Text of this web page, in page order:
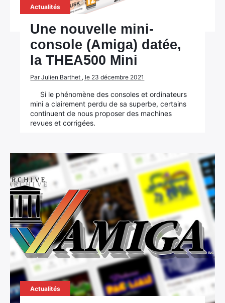
Actualités
Une nouvelle mini-
console (Amiga) datée,
la THEA500 Mini
Par Julien Barthet , le 23 décembre 2021
Si le phénomène des consoles et ordinateurs
mini a clairement perdu de sa superbe, certains
continuent de nous proposer des machines
revues et corrigées.
Actualités